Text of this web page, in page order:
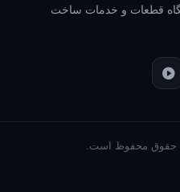
قطعات و خدمات ساخت